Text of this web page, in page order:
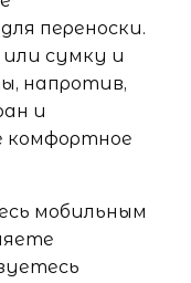
переноски.
сумку и
напротив,
и
комфортное
мобильным